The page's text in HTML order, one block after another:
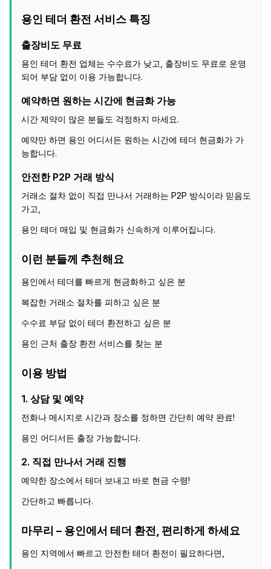
용인 테더 환전 서비스 특징
출장비도 무료
용인 테더 환전 업체는 수수료가 낮고, 출장비도 무료로 운영
되어 부담 없이 이용 가능합니다.
예약하면 원하는 시간에 현금화 가능
시간 제약이 많은 분들도 걱정하지 마세요.
예약만 하면 용인 어디서든 원하는 시간에 테더 현금화가 가
능합니다.
안전한 P2P 거래 방식
거래소 절차 없이 직접 만나서 거래하는 P2P 방식이라 믿음도
가고,
용인 테더 매입 및 현금화가 신속하게 이루어집니다.
이런 분들께 추천해요
용인에서 테더를 빠르게 현금화하고 싶은 분
복잡한 거래소 절차를 피하고 싶은 분
수수료 부담 없이 테더 환전하고 싶은 분
용인 근처 출장 환전 서비스를 찾는 분
이용 방법
1. 상담 및 예약
전화나 메시지로 시간과 장소를 정하면 간단히 예약 완료!
용인 어디서든 출장 가능합니다.
2. 직접 만나서 거래 진행
예약한 장소에서 테더 보내고 바로 현금 수령!
간단하고 빠릅니다.
마무리 – 용인에서 테더 환전, 편리하게 하세요
용인 지역에서 빠르고 안전한 테더 환전이 필요하다면,